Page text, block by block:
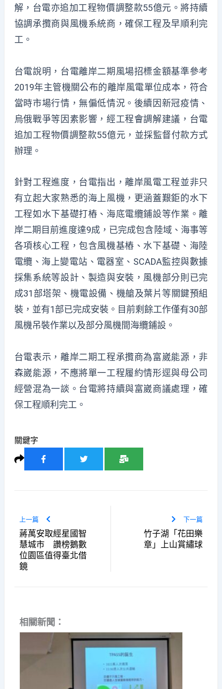
解，台電亦追加工程物價調整款55億元。將持續
協調承攬商與風機系統商，確保工程及早順利完
工。
台電說明，台電離岸二期風場招標金額基準參考
2019年主管機關公布的離岸風電單位成本，符合
當時市場行情，無偏低情況。後續因新冠疫情、
烏俄戰爭等因素影響，經工程會調解建議，台電
追加工程物價調整款55億元，並採監督付款方式
辦理。
針對工程進度，台電指出，離岸風電工程並非只
有立起大家熟悉的海上風機，更涵蓋艱鉅的水下
工程如水下基礎打樁、海底電纜鋪設等作業。離
岸二期目前進度達9成，已完成包含陸域、海事等
各項核心工程，包含風機基樁、水下基礎、海陸
電纜、海上變電站、電器室、SCADA監控與數據
採集系統等設計、製造與安裝，風機部分則已完
成31部塔架、機電設備、機艙及葉片等關鍵預組
裝，並有1部已完成安裝。目前剩餘工作僅有30部
風機吊裝作業以及部分風機間海纜鋪設。
台電表示，離岸二期工程承攬商為富崴能源，非
森崴能源，不應將單一工程履約情形逕與母公司
經營混為一談。台電將持續與富崴商議處理，確
保工程順利完工。
關鍵字
上一篇
蔣萬安取經星國智
慧城市 讚榜鵝數
位園區值得臺北借
鏡
下一篇
竹子湖「花田樂
章」上山賞繡球
相關新聞：